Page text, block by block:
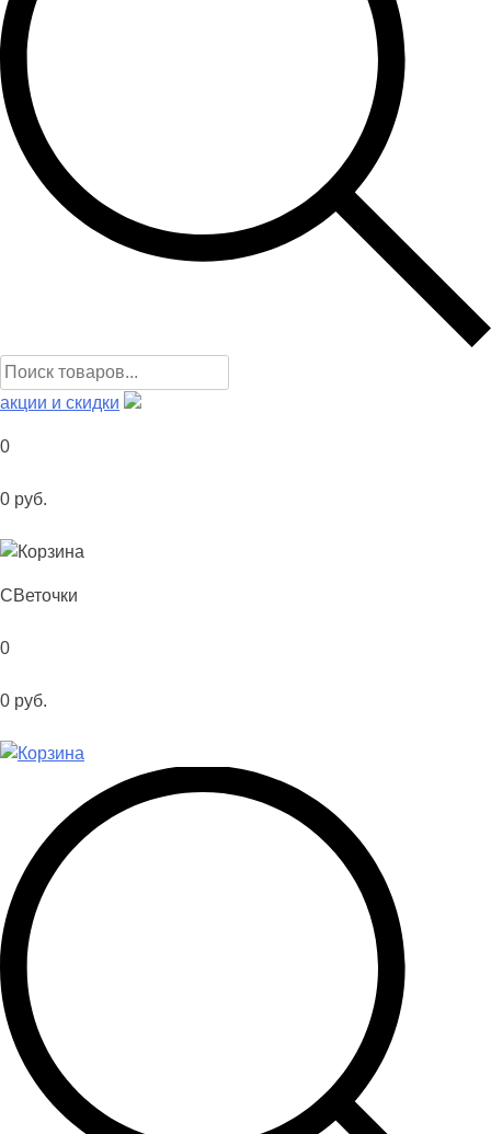
Поиск
товаров
акции и скидки
0
0 руб.
СВеточки
0
0 руб.